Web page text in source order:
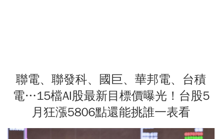
聯電、聯發科、國巨、華邦電、台積
電…15檔AI股最新目標價曝光！台股5
月狂漲5806點還能挑誰一表看